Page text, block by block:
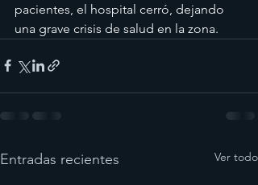
pacientes, el hospital cerró, dejando
una grave crisis de salud en la zona.
Entradas recientes Ver todo